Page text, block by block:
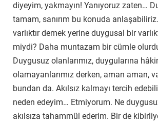
diyeyim, yakmayın! Yanıyoruz zaten…
tamam, sanırım bu konuda
varlıktır demek yerine duygusal bir
miydi? Daha muntazam bir cümle
Duygusuz olanlarımız, duygularına
olamayanlarımız derken, aman aman,
bundan da. Akılsız kalmayı tercih
neden edeyim… Etmiyorum. Ne
akılsıza tahammül ederim. Bir de